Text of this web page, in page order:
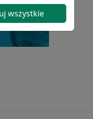
wszystkie